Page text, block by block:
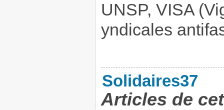
UNSP, VISA
yndicales
Solidaires37
Articles de